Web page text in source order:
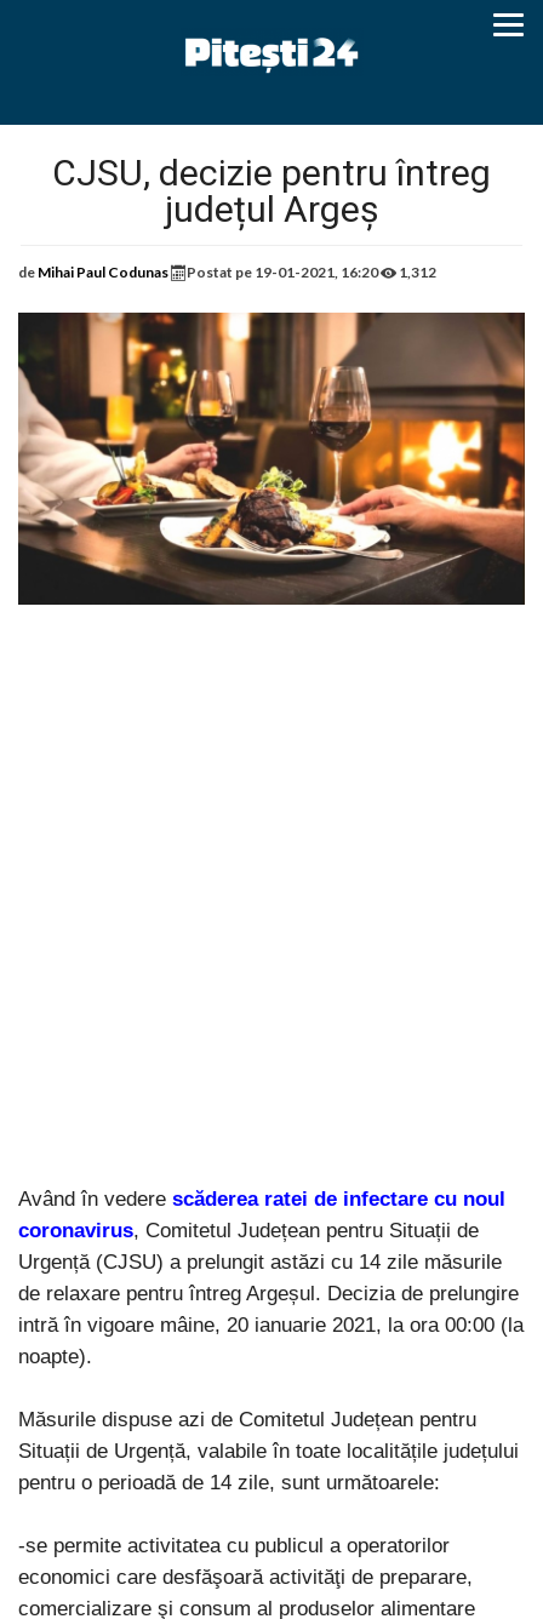
CJSU, decizie pentru întreg
județul Argeș
de Mihai Paul Codunas Postat pe 19-01-2021, 16:20 1,312
Având în vedere scăderea ratei de infectare cu noul
coronavirus, Comitetul Județean pentru Situații de
Urgență (CJSU) a prelungit astăzi cu 14 zile măsurile
de relaxare pentru întreg Argeșul. Decizia de prelungire
intră în vigoare mâine, 20 ianuarie 2021, la ora 00:00 (la
noapte).
Măsurile dispuse azi de Comitetul Județean pentru
Situații de Urgență, valabile în toate localitățile județului
pentru o perioadă de 14 zile, sunt următoarele:
-se permite activitatea cu publicul a operatorilor
economici care desfăşoară activităţi de preparare,
comercializare şi consum al produselor alimentare